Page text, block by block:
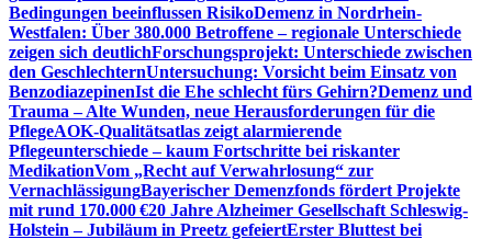
Bedingungen beeinflussen RisikoDemenz in Nordrhein-
Westfalen: Über 380.000 Betroffene – regionale Unterschiede
zeigen sich deutlichForschungsprojekt: Unterschiede zwischen
den GeschlechternUntersuchung: Vorsicht beim Einsatz von
BenzodiazepinenIst die Ehe schlecht fürs Gehirn?Demenz und
Trauma – Alte Wunden, neue Herausforderungen für die
PflegeAOK-Qualitätsatlas zeigt alarmierende
Pflegeunterschiede – kaum Fortschritte bei riskanter
MedikationVom „Recht auf Verwahrlosung“ zur
VernachlässigungBayerischer Demenzfonds fördert Projekte
mit rund 170.000 €20 Jahre Alzheimer Gesellschaft Schleswig-
Holstein – Jubiläum in Preetz gefeiertErster Bluttest bei